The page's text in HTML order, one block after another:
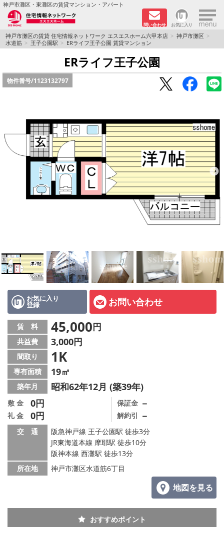
神戸市灘区・東灘区の賃貸マンション・アパート
問い合わせ お気に入り ×
TOPページ
学生さん向け物件
ペット飼育可物件
路線·駅から探す
地域から探す
地図から探す
メールでお問い合わせ
神戸市灘区の賃貸 住宅情報ネットワーク エスエスホーム六甲本店
神戸市灘区
水道筋
王子公園駅 ERライフ王子公園 賃貸マンション
ERライフ王子公園
物件番号/1123132797
お気に入り
登録 お問い合わせ
賃 料 45,000円
共益費 3,000円
間取り 1K
専有面積 19㎡
築年月 昭和62年12月 (築39年)
敷 金 0円
礼 金 0円
保証金 －
解約引 －
交 通
阪急神戸線 王子公園駅 徒歩3分
JR東海道本線 摩耶駅 徒歩10分
阪神本線 西灘駅 徒歩13分
所在地
神戸市灘区水道筋6丁目
地図を見る
おすすめポイント